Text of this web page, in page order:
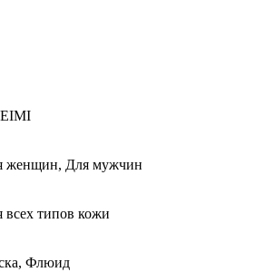
женщин, Для мужчин
всех типов кожи
Флюид